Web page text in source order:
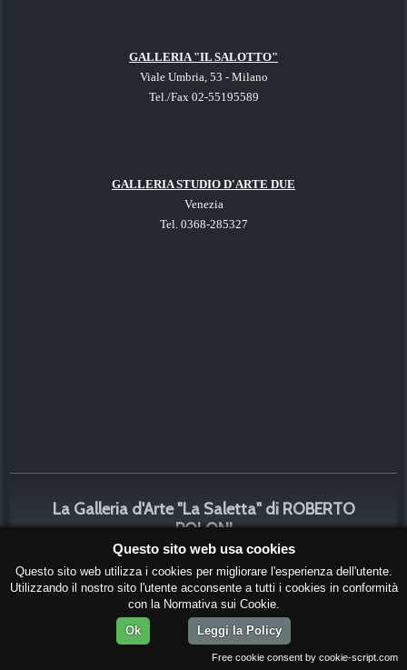
GALLERIA "IL SALOTTO"
Viale Umbria, 53 - Milano
Tel./Fax 02-55195589
GALLERIA STUDIO D'ARTE DUE
Venezia
Tel. 0368-285327
La Galleria d'Arte "La Saletta" di ROBERTO
POLONI
Via Tripoli, 4
31044 - Montebelluna - Treviso - Italia
Tel. 0423 605691
E-Mail:info@artepoloni.com
Questo sito web usa cookies
Questo sito web utilizza i cookies per migliorare l'esperienza dell'utente.
Utilizzando il nostro sito l'utente acconsente a tutti i cookies in conformità
con la Normativa sui Cookie.
Ok
Leggi la Policy
Free cookie consent by cookie-script.com